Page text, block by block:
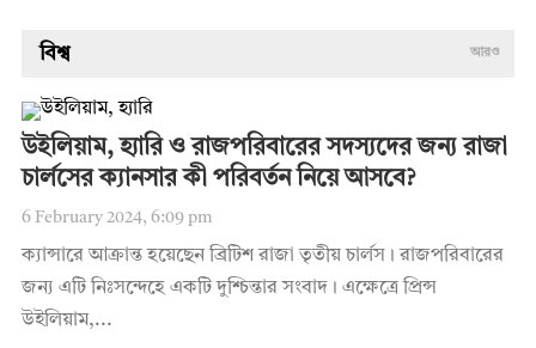
বিশ্ব আরও
উইলিয়াম, হ্যারি ও রাজপরিবারের সদস্যদের জন্য রাজা
চার্লসের ক্যানসার কী পরিবর্তন নিয়ে আসবে?
6 February 2024, 6:09 pm
ক্যান্সারে আক্রান্ত হয়েছেন ব্রিটিশ রাজা তৃতীয় চার্লস। রাজপরিবারের
জন্য এটি নিঃসন্দেহে একটি দুশ্চিন্তার সংবাদ। এক্ষেত্রে প্রিন্স
উইলিয়াম,...